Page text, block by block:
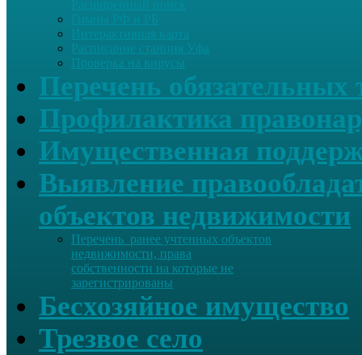
Интерактивная карта
Расписание станция Уфа
Проверка на вирусы
Перечень обязательных
Профилактика
Имущественная
Выявление
объектов недвижимости
Перечень ранее учтенных объектов
недвижимости, права
собственности на которые не
зарегистрированы
Бесхозяйное имущество
Трезвое село